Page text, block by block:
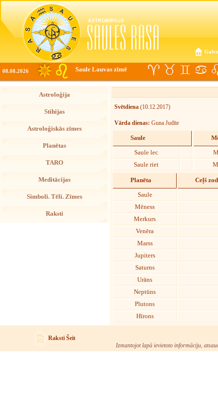
08.08.2026 Saule Lauvas zīmē
Astroloģija
Stihijas
Astroloģiskās zīmes
Planētas
TARO
Meditācijas
Simboli. Tēli. Zīmes
Raksti
Svētdiena (10.12.2017)
Vārda dienas: Guna Judīte
Saule
Saule lec
Saule riet
Planēta Ceļš
Saule
Mēness
Merkurs
Venēra
Marss
Jupiters
Saturns
Urāns
Neptūns
Plutons
Hīrons
Raksti Šeit
Izmantojot lapā ievietoto informāciju,